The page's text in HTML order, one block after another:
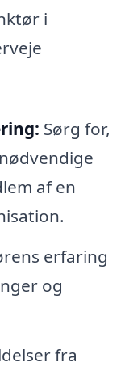
i
Sørg for,
af en
erfaring
og
fra